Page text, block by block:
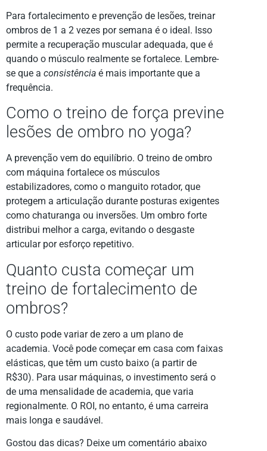
Para fortalecimento e prevenção de lesões, treinar
ombros de 1 a 2 vezes por semana é o ideal. Isso
permite a recuperação muscular adequada, que é
quando o músculo realmente se fortalece. Lembre-
se que a consistência é mais importante que a
frequência.
Como o treino de força previne
lesões de ombro no yoga?
A prevenção vem do equilíbrio. O treino de ombro
com máquina fortalece os músculos
estabilizadores, como o manguito rotador, que
protegem a articulação durante posturas exigentes
como chaturanga ou inversões. Um ombro forte
distribui melhor a carga, evitando o desgaste
articular por esforço repetitivo.
Quanto custa começar um
treino de fortalecimento de
ombros?
O custo pode variar de zero a um plano de
academia. Você pode começar em casa com faixas
elásticas, que têm um custo baixo (a partir de
R$30). Para usar máquinas, o investimento será o
de uma mensalidade de academia, que varia
regionalmente. O ROI, no entanto, é uma carreira
mais longa e saudável.
Gostou das dicas? Deixe um comentário abaixo